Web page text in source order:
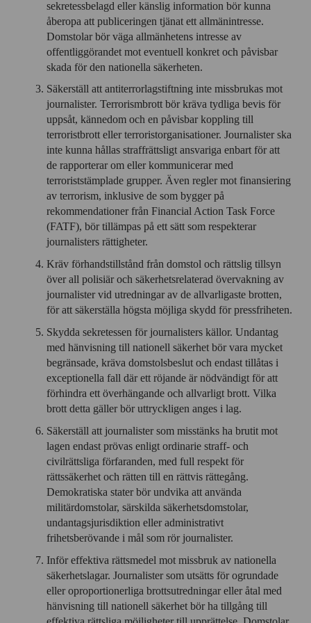
sekretessbelagd eller känslig information bör kunna
åberopa att publiceringen tjänat ett allmänintresse.
Domstolar bör väga allmänhetens intresse av
offentliggörandet mot eventuell konkret och påvisbar
skada för den nationella säkerheten.
Säkerställ att antiterrorlagstiftning inte missbrukas mot
journalister. Terrorismbrott bör kräva tydliga bevis för
uppsåt, kännedom och en påvisbar koppling till
terroristbrott eller terroristorganisationer. Journalister ska
inte kunna hållas straffrättsligt ansvariga enbart för att
de rapporterar om eller kommunicerar med
terroriststämplade grupper. Även regler mot finansiering
av terrorism, inklusive de som bygger på
rekommendationer från Financial Action Task Force
(FATF), bör tillämpas på ett sätt som respekterar
journalisters rättigheter.
Kräv förhandstillstånd från domstol och rättslig tillsyn
över all polisiär och säkerhetsrelaterad övervakning av
journalister vid utredningar av de allvarligaste brotten,
för att säkerställa högsta möjliga skydd för pressfriheten.
Skydda sekretessen för journalisters källor. Undantag
med hänvisning till nationell säkerhet bör vara mycket
begränsade, kräva domstolsbeslut och endast tillåtas i
exceptionella fall där ett röjande är nödvändigt för att
förhindra ett överhängande och allvarligt brott. Vilka
brott detta gäller bör uttryckligen anges i lag.
Säkerställ att journalister som misstänks ha brutit mot
lagen endast prövas enligt ordinarie straff- och
civilrättsliga förfaranden, med full respekt för
rättssäkerhet och rätten till en rättvis rättegång.
Demokratiska stater bör undvika att använda
militärdomstolar, särskilda säkerhetsdomstolar,
undantagsjurisdiktion eller administrativt
frihetsberövande i mål som rör journalister.
Inför effektiva rättsmedel mot missbruk av nationella
säkerhetslagar. Journalister som utsätts för ogrundade
eller oproportionerliga brottsutredningar eller åtal med
hänvisning till nationell säkerhet bör ha tillgång till
personlig
anpassning